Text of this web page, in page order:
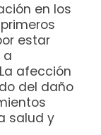
en los
estar
a
afección
del daño
salud y